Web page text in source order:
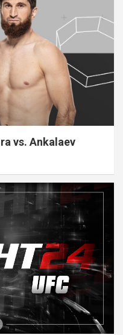
vs. Ankalaev